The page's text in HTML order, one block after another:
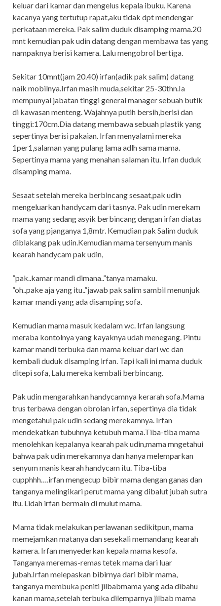
keluar dari kamar dan mengelus kepala ibuku. Karena
kacanya yang tertutup rapat,aku tidak dpt mendengar
perkataan mereka. Pak salim duduk disamping mama.20
mnt kemudian pak udin datang dengan membawa tas yang
nampaknya berisi kamera. Lalu mengobrol bertiga.
Sekitar 10mnt(jam 20.40) irfan(adik pak salim) datang
naik mobilnya.Irfan masih muda,sekitar 25-30thn.Ia
mempunyai jabatan tinggi general manager sebuah butik
di kawasan menteng. Wajahnya putih bersih,berisi dan
tinggi:170cm.Dia datang membawa sebuah plastik yang
sepertinya berisi pakaian. Irfan menyalami mereka
1per1,salaman yang pulang lama adlh sama mama.
Sepertinya mama yang menahan salaman itu. Irfan duduk
disamping mama.
Sesaat setelah mereka berbincang sesaat,pak udin
mengeluarkan handycam dari tasnya. Pak udin merekam
mama yang sedang asyik berbincang dengan irfan diatas
sofa yang pjanganya 1,8mtr. Kemudian pak Salim duduk
diblakang pak udin.Kemudian mama tersenyum manis
kearah handycam pak udin,
”pak..kamar mandi dimana..”tanya mamaku.
”oh..pake aja yang itu..”jawab pak salim sambil menunjuk
kamar mandi yang ada disamping sofa.
Kemudian mama masuk kedalam wc. Irfan langsung
meraba kontolnya yang kayaknya udah menegang. Pintu
kamar mandi terbuka dan mama keluar dari wc dan
kembali duduk disamping irfan. Tapi kali ini mama duduk
ditepi sofa, Lalu mereka kembali berbincang.
Pak udin mengarahkan handycamnya kerarah sofa.Mama
trus terbawa dengan obrolan irfan, sepertinya dia tidak
mengetahui pak udin sedang merekamnya. Irfan
mendekatkan tubuhnya ketubuh mama.Tiba-tiba mama
menolehkan kepalanya kearah pak udin,mama mngetahui
bahwa pak udin merekamnya dan hanya melemparkan
senyum manis kearah handycam itu. Tiba-tiba
cupphhh….irfan mengecup bibir mama dengan ganas dan
tanganya melingikari perut mama yang dibalut jubah sutra
itu. Lidah irfan bermain di mulut mama.
Mama tidak melakukan perlawanan sedikitpun, mama
memejamkan matanya dan sesekali memandang kearah
kamera. Irfan menyederkan kepala mama kesofa.
Tanganya meremas-remas tetek mama dari luar
jubah.Irfan melepaskan bibirnya dari bibir mama,
tanganya membuka peniti jilbabmama yang ada dibahu
kanan mama,setelah terbuka dilemparnya jilbab mama